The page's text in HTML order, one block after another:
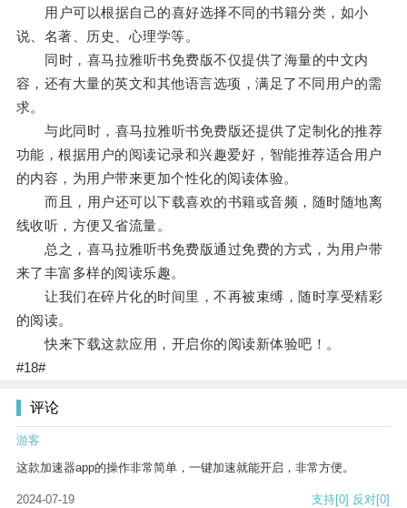
用户可以根据自己的喜好选择不同的书籍分类，如小
说、名著、历史、心理学等。
同时，喜马拉雅听书免费版不仅提供了海量的中文内
容，还有大量的英文和其他语言选项，满足了不同用户的需
求。
与此同时，喜马拉雅听书免费版还提供了定制化的推荐
功能，根据用户的阅读记录和兴趣爱好，智能推荐适合用户
的内容，为用户带来更加个性化的阅读体验。
而且，用户还可以下载喜欢的书籍或音频，随时随地离
线收听，方便又省流量。
总之，喜马拉雅听书免费版通过免费的方式，为用户带
来了丰富多样的阅读乐趣。
让我们在碎片化的时间里，不再被束缚，随时享受精彩
的阅读。
快来下载这款应用，开启你的阅读新体验吧！。
#18#
评论
游客
这款加速器app的操作非常简单，一键加速就能开启，非常方便。
2024-07-19 支持[0] 反对[0]